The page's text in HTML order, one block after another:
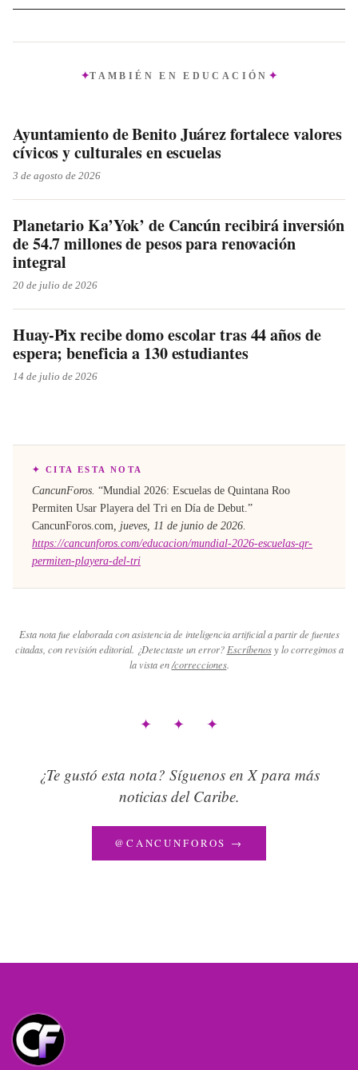
TAMBIÉN ENEDUCACIÓN
Ayuntamiento de Benito Juárez fortalece valores
cívicos y culturales en escuelas
3 de agosto de 2026
Planetario Ka’Yok’ de Cancún recibirá inversión
de 54.7 millones de pesos para renovación
integral
20 de julio de 2026
Huay-Pix recibe domo escolar tras 44 años de
espera; beneficia a 130 estudiantes
14 de julio de 2026
✦ CITA ESTA NOTA
CancunForos. “Mundial 2026: Escuelas de Quintana Roo
Permiten Usar Playera del Tri en Día de Debut.”
CancunForos.com, jueves, 11 de junio de 2026.
https://cancunforos.com/educacion/mundial-2026-escuelas-qr-
permiten-playera-del-tri
Esta nota fue elaborada con asistencia de inteligencia artificial a partir de fuentes
citadas, con revisión editorial. ¿Detectaste un error? Escríbenos y lo corregimos a
la vista en /correcciones.
✦ ✦ ✦
¿Te gustó esta nota? Síguenos en X para más
noticias del Caribe.
@CANCUNFOROS →